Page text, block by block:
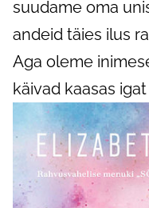
suudame oma
andeid täies ilus
Aga oleme
käivad kaasas